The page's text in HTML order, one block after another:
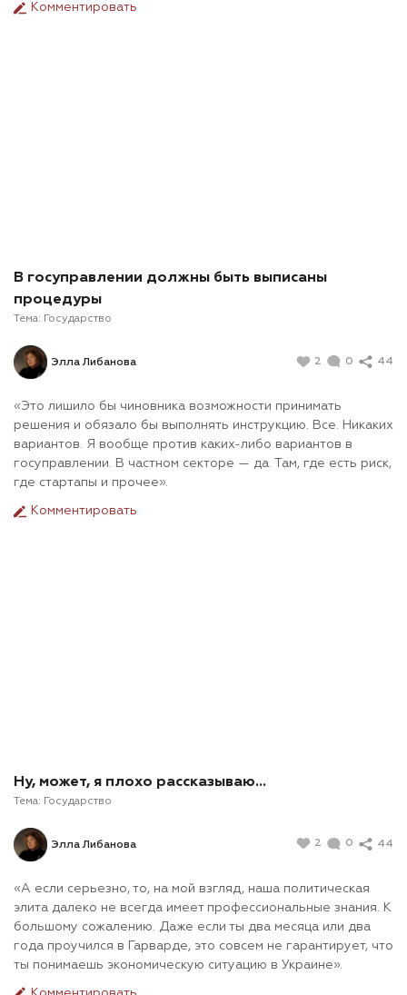
Комментировать
В госуправлении должны быть выписаны
процедуры
Тема: Государство
Элла Либанова 2 0 44
«Это лишило бы чиновника возможности принимать
решения и обязало бы выполнять инструкцию. Все. Никаких
вариантов. Я вообще против каких-либо вариантов в
госуправлении. В частном секторе — да. Там, где есть риск,
где стартапы и прочее».
Комментировать
Ну, может, я плохо рассказываю…
Тема: Государство
Элла Либанова 2 0 44
«А если серьезно, то, на мой взгляд, наша политическая
элита далеко не всегда имеет профессиональные знания. К
большому сожалению. Даже если ты два месяца или два
года проучился в Гарварде, это совсем не гарантирует, что
ты понимаешь экономическую ситуацию в Украине».